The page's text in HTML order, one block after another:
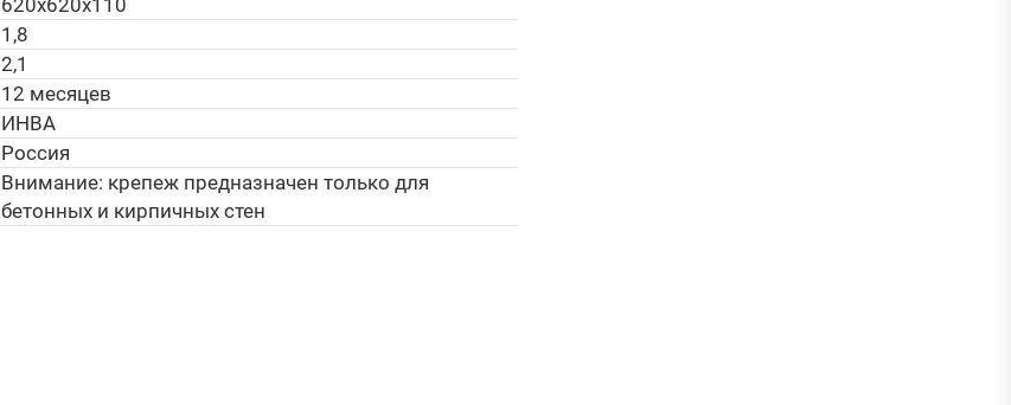
620х620х110
1,8
2,1
12 месяцев
ИНВА
Россия
Внимание: крепеж предназначен только для
бетонных и кирпичных стен